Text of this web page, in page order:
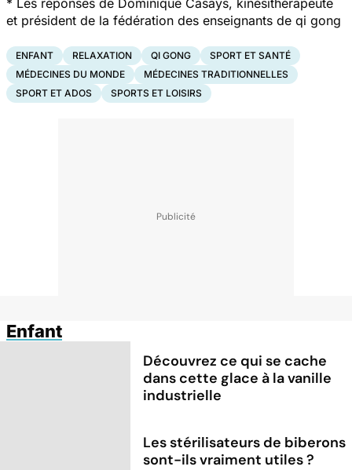
et président de la fédération des enseignants de qi gong
ENFANT RELAXATION QI GONG
SPORT ET SANTÉ
MÉDECINES DU MONDE
MÉDECINES TRADITIONNELLES
SPORT ET ADOS
SPORTS ET LOISIRS
Enfant
Découvrez ce qui se cache
dans cette glace à la vanille
industrielle
Les stérilisateurs de biberons
sont-ils vraiment utiles ?